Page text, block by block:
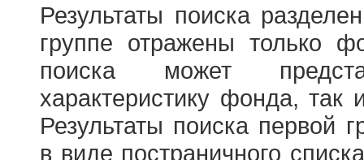
Результаты поиска
группе отражены только
поиска может
характеристику фонда,
Результаты поиска первой
в виде постраничного